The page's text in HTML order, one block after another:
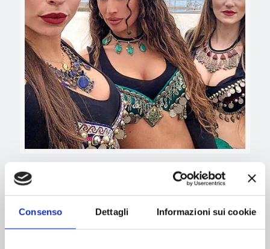
Consenso Dettagli Informazioni sui cookie
Les Danseuses de Sheherazade
Read more